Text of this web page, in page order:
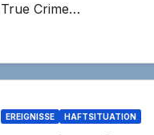
True Crime…
EREIGNISSE HAFTSITUATION